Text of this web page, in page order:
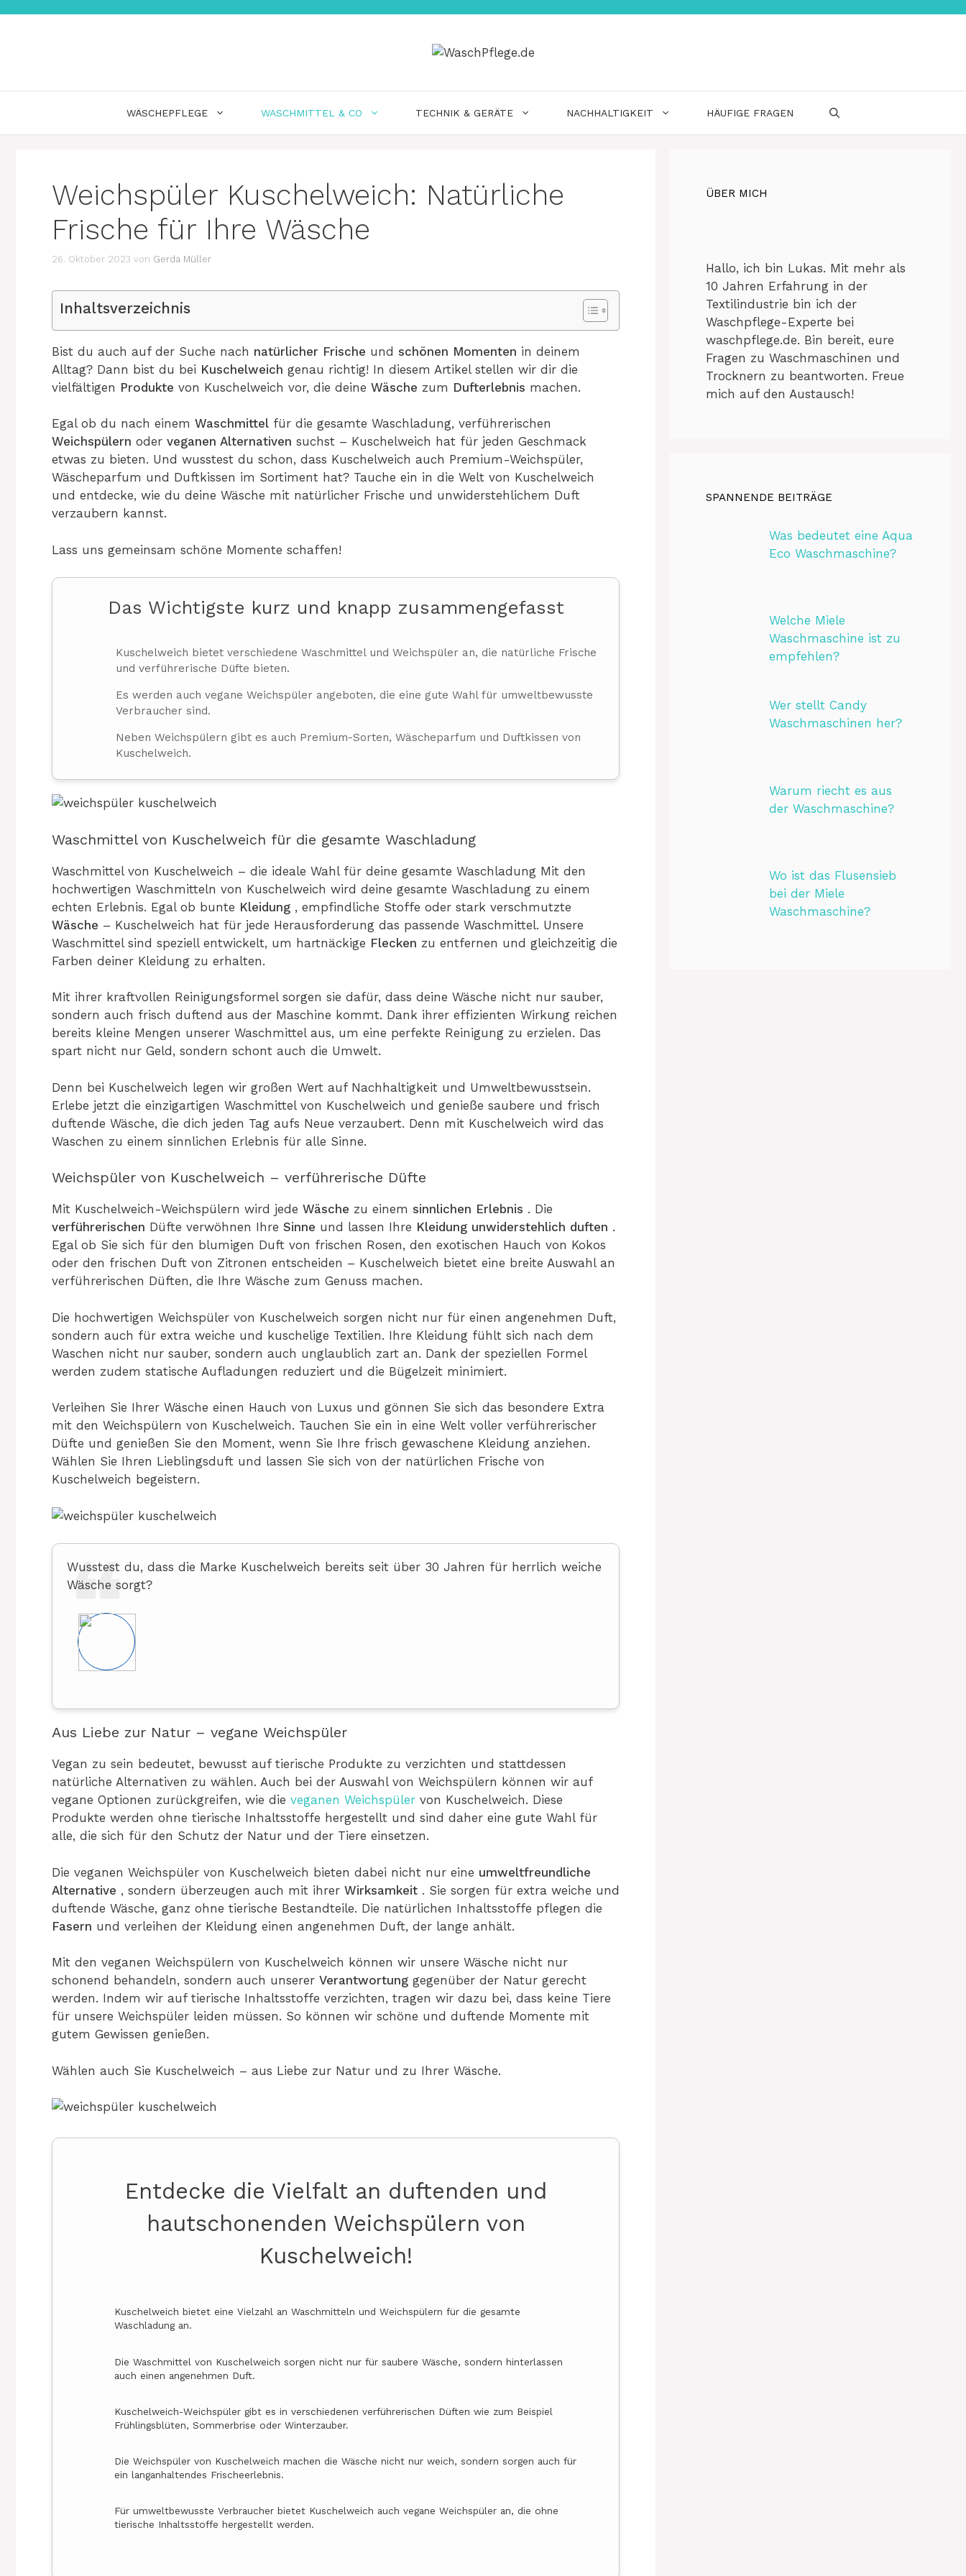
WÄSCHEPFLEGE WASCHMITTEL & CO TECHNIK & GERÄTE NACHHALTIGKEIT HÄUFIGE FRAGEN
Weichspüler Kuschelweich: Natürliche
Frische für Ihre Wäsche
26. Oktober 2023 von Gerda Müller
Inhaltsverzeichnis
Bist du auch auf der Suche nach natürlicher Frische und schönen Momenten in deinem
Alltag? Dann bist du bei Kuschelweich genau richtig! In diesem Artikel stellen wir dir die
vielfältigen Produkte von Kuschelweich vor, die deine Wäsche zum Dufterlebnis machen.
Egal ob du nach einem Waschmittel für die gesamte Waschladung, verführerischen
Weichspülern oder veganen Alternativen suchst – Kuschelweich hat für jeden Geschmack
etwas zu bieten. Und wusstest du schon, dass Kuschelweich auch Premium-Weichspüler,
Wäscheparfum und Duftkissen im Sortiment hat? Tauche ein in die Welt von Kuschelweich
und entdecke, wie du deine Wäsche mit natürlicher Frische und unwiderstehlichem Duft
verzaubern kannst.
Lass uns gemeinsam schöne Momente schaffen!
Das Wichtigste kurz und knapp zusammengefasst
Kuschelweich bietet verschiedene Waschmittel und Weichspüler an, die natürliche Frische
und verführerische Düfte bieten.
Es werden auch vegane Weichspüler angeboten, die eine gute Wahl für umweltbewusste
Verbraucher sind.
Neben Weichspülern gibt es auch Premium-Sorten, Wäscheparfum und Duftkissen von
Kuschelweich.
Waschmittel von Kuschelweich für die gesamte Waschladung
Waschmittel von Kuschelweich – die ideale Wahl für deine gesamte Waschladung Mit den
hochwertigen Waschmitteln von Kuschelweich wird deine gesamte Waschladung zu einem
echten Erlebnis. Egal ob bunte Kleidung , empfindliche Stoffe oder stark verschmutzte
Wäsche – Kuschelweich hat für jede Herausforderung das passende Waschmittel. Unsere
Waschmittel sind speziell entwickelt, um hartnäckige Flecken zu entfernen und gleichzeitig die
Farben deiner Kleidung zu erhalten.
Mit ihrer kraftvollen Reinigungsformel sorgen sie dafür, dass deine Wäsche nicht nur sauber,
sondern auch frisch duftend aus der Maschine kommt. Dank ihrer effizienten Wirkung reichen
bereits kleine Mengen unserer Waschmittel aus, um eine perfekte Reinigung zu erzielen. Das
spart nicht nur Geld, sondern schont auch die Umwelt.
Denn bei Kuschelweich legen wir großen Wert auf Nachhaltigkeit und Umweltbewusstsein.
Erlebe jetzt die einzigartigen Waschmittel von Kuschelweich und genieße saubere und frisch
duftende Wäsche, die dich jeden Tag aufs Neue verzaubert. Denn mit Kuschelweich wird das
Waschen zu einem sinnlichen Erlebnis für alle Sinne.
Weichspüler von Kuschelweich – verführerische Düfte
Mit Kuschelweich-Weichspülern wird jede Wäsche zu einem sinnlichen Erlebnis . Die
verführerischen Düfte verwöhnen Ihre Sinne und lassen Ihre Kleidung unwiderstehlich duften .
Egal ob Sie sich für den blumigen Duft von frischen Rosen, den exotischen Hauch von Kokos
oder den frischen Duft von Zitronen entscheiden – Kuschelweich bietet eine breite Auswahl an
verführerischen Düften, die Ihre Wäsche zum Genuss machen.
Die hochwertigen Weichspüler von Kuschelweich sorgen nicht nur für einen angenehmen Duft,
sondern auch für extra weiche und kuschelige Textilien. Ihre Kleidung fühlt sich nach dem
Waschen nicht nur sauber, sondern auch unglaublich zart an. Dank der speziellen Formel
werden zudem statische Aufladungen reduziert und die Bügelzeit minimiert.
Verleihen Sie Ihrer Wäsche einen Hauch von Luxus und gönnen Sie sich das besondere Extra
mit den Weichspülern von Kuschelweich. Tauchen Sie ein in eine Welt voller verführerischer
Düfte und genießen Sie den Moment, wenn Sie Ihre frisch gewaschene Kleidung anziehen.
Wählen Sie Ihren Lieblingsduft und lassen Sie sich von der natürlichen Frische von
Kuschelweich begeistern.
Wusstest du, dass die Marke Kuschelweich bereits seit über 30 Jahren für herrlich weiche
Wäsche sorgt?
Aus Liebe zur Natur – vegane Weichspüler
Vegan zu sein bedeutet, bewusst auf tierische Produkte zu verzichten und stattdessen
natürliche Alternativen zu wählen. Auch bei der Auswahl von Weichspülern können wir auf
vegane Optionen zurückgreifen, wie die veganen Weichspüler von Kuschelweich. Diese
Produkte werden ohne tierische Inhaltsstoffe hergestellt und sind daher eine gute Wahl für
alle, die sich für den Schutz der Natur und der Tiere einsetzen.
Die veganen Weichspüler von Kuschelweich bieten dabei nicht nur eine umweltfreundliche
Alternative , sondern überzeugen auch mit ihrer Wirksamkeit . Sie sorgen für extra weiche und
duftende Wäsche, ganz ohne tierische Bestandteile. Die natürlichen Inhaltsstoffe pflegen die
Fasern und verleihen der Kleidung einen angenehmen Duft, der lange anhält.
Mit den veganen Weichspülern von Kuschelweich können wir unsere Wäsche nicht nur
schonend behandeln, sondern auch unserer Verantwortung gegenüber der Natur gerecht
werden. Indem wir auf tierische Inhaltsstoffe verzichten, tragen wir dazu bei, dass keine Tiere
für unsere Weichspüler leiden müssen. So können wir schöne und duftende Momente mit
gutem Gewissen genießen.
Wählen auch Sie Kuschelweich – aus Liebe zur Natur und zu Ihrer Wäsche.
Entdecke die Vielfalt an duftenden und
hautschonenden Weichspülern von
Kuschelweich!
Kuschelweich bietet eine Vielzahl an Waschmitteln und Weichspülern für die gesamte
Waschladung an.
Die Waschmittel von Kuschelweich sorgen nicht nur für saubere Wäsche, sondern hinterlassen
auch einen angenehmen Duft.
Kuschelweich-Weichspüler gibt es in verschiedenen verführerischen Düften wie zum Beispiel
Frühlingsblüten, Sommerbrise oder Winterzauber.
Die Weichspüler von Kuschelweich machen die Wäsche nicht nur weich, sondern sorgen auch für
ein langanhaltendes Frischeerlebnis.
Für umweltbewusste Verbraucher bietet Kuschelweich auch vegane Weichspüler an, die ohne
tierische Inhaltsstoffe hergestellt werden.
ÜBER MICH
Hallo, ich bin Lukas. Mit mehr als
10 Jahren Erfahrung in der
Textilindustrie bin ich der
Waschpflege-Experte bei
waschpflege.de. Bin bereit, eure
Fragen zu Waschmaschinen und
Trocknern zu beantworten. Freue
mich auf den Austausch!
SPANNENDE BEITRÄGE
Was bedeutet eine Aqua
Eco Waschmaschine?
Welche Miele
Waschmaschine ist zu
empfehlen?
Wer stellt Candy
Waschmaschinen her?
Warum riecht es aus
der Waschmaschine?
Wo ist das Flusensieb
bei der Miele
Waschmaschine?